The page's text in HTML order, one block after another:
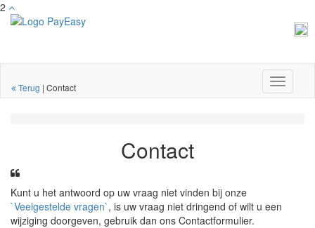
2
Terug | Contact
Toggle
Contact
Kunt u het antwoord op uw vraag niet vinden bij onze
`Veelgestelde vragen`, is uw vraag niet dringend of wilt u een
wijziging doorgeven, gebruik dan ons Contactformulier.